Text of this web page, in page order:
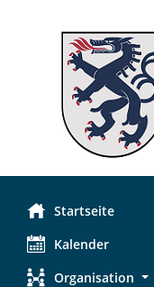
Startseite
Kalender
Organisation